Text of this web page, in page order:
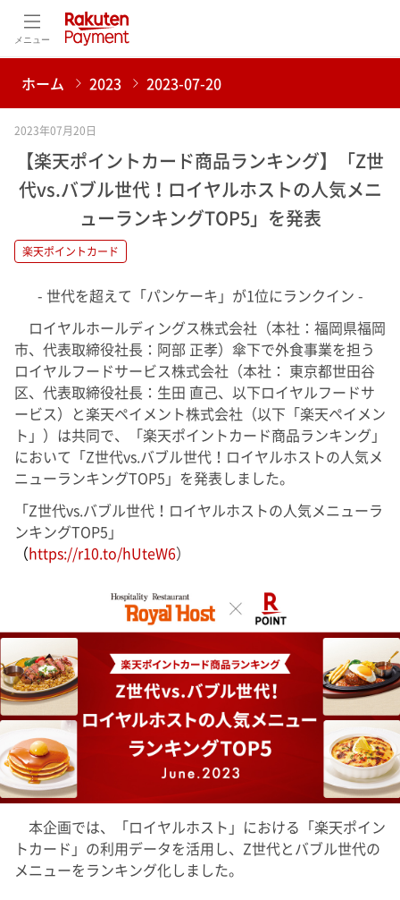
メニュー
ホーム 2023 2023-07-20
2023年07月20日
【楽天ポイントカード商品ランキング】「Z世
代vs.バブル世代！ロイヤルホストの人気メニ
ューランキングTOP5」を発表
楽天ポイントカード
- 世代を超えて「パンケーキ」が1位にランクイン -
ロイヤルホールディングス株式会社（本社：福岡県福岡
市、代表取締役社長：阿部 正孝）傘下で外食事業を担う
ロイヤルフードサービス株式会社（本社： 東京都世田谷
区、代表取締役社長：生田 直己、以下ロイヤルフードサ
ービス）と楽天ペイメント株式会社（以下「楽天ペイメン
ト」）は共同で、「楽天ポイントカード商品ランキング」
において「Z世代vs.バブル世代！ロイヤルホストの人気メ
ニューランキングTOP5」を発表しました。
「Z世代vs.バブル世代！ロイヤルホストの人気メニューラ
ンキングTOP5」
（https://r10.to/hUteW6）
本企画では、「ロイヤルホスト」における「楽天ポイン
トカード」の利用データを活用し、Z世代とバブル世代の
メニューをランキング化しました。